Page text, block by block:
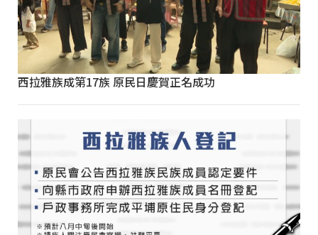
西拉雅族成第17族 原民日慶賀正名成功